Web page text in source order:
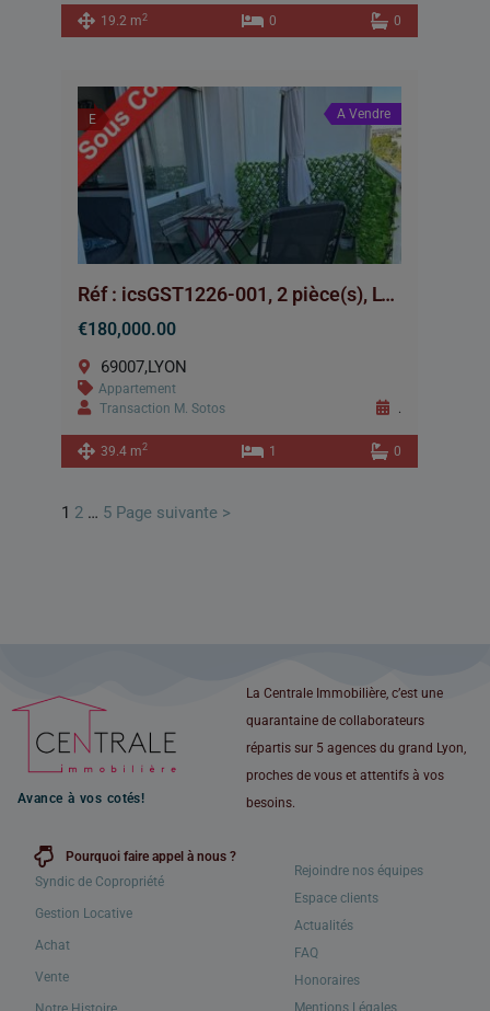
19.2 m2 0 0
E A Vendre
Réf : icsGST1226-001, 2 pièce(s), LYON
€180,000.00
69007,LYON
Appartement
Transaction M. Sotos
39.4 m2 1 0
1 2 … 5 Page suivante >
Avance à vos cotés!
La Centrale Immobilière, c’est une
quarantaine de collaborateurs
répartis sur 5 agences du grand Lyon,
proches de vous et attentifs à vos
besoins.
Pourquoi faire appel à nous ?
Syndic de Copropriété
Gestion Locative
Achat
Vente
Rejoindre nos équipes
Espace clients
Actualités
FAQ
Honoraires
Mentions Légales